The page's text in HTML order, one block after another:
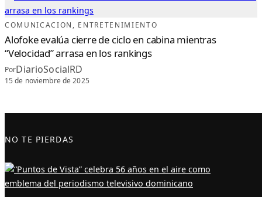
COMUNICACION , ENTRETENIMIENTO
Alofoke evalúa cierre de ciclo en cabina mientras
“Velocidad” arrasa en los rankings
PorDiarioSocialRD
15 de noviembre de 2025
NO TE PIERDAS